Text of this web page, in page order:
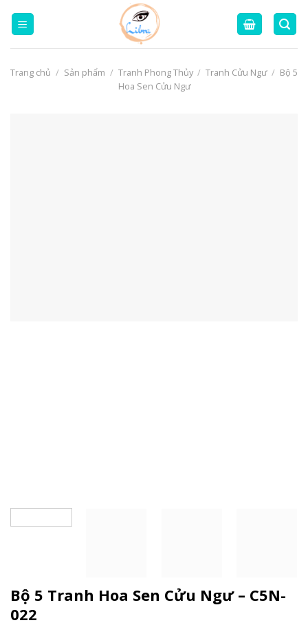
Trang chủ / Sản phẩm / Tranh Phong Thủy / Tranh Cửu Ngư / Bộ 5
Hoa Sen Cửu Ngư
Bộ 5 Tranh Hoa Sen Cửu Ngư – C5N-
022